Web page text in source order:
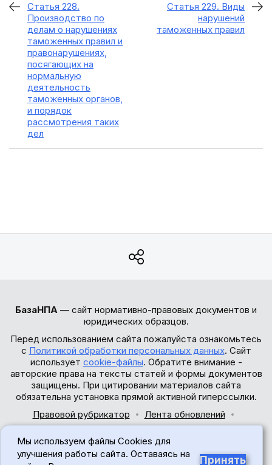
Статья 228.
Производство по
делам о нарушениях
таможенных правил и
правонарушениях,
посягающих на
нормальную
деятельность
таможенных органов,
и порядок
рассмотрения таких
дел
Статья 229. Виды
нарушений
таможенных правил
БазаНПА — сайт нормативно-правовых документов и
юридических образцов.
Перед использованием сайта пожалуйста ознакомьтесь
с Политикой обработки персональных данных. Сайт
использует cookie-файлы. Обратите внимание -
авторские права на тексты статей и формы документов
защищены. При цитировании материалов сайта
обязательна установка прямой активной гиперссылки.
Правовой рубрикатор
Лента обновлений
© 2017-2026
Мы используем файлы Cookies для
улучшения работы сайта. Оставаясь на
Принять